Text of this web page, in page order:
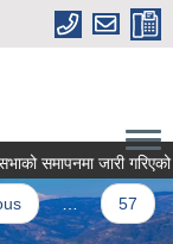
जारी गरिएको प्रेस
… 57